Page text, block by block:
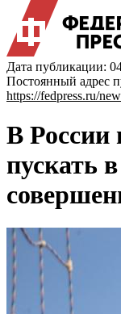
Дата публикации:
Постоянный адрес
https://fedpress.ru/
В России
пускать